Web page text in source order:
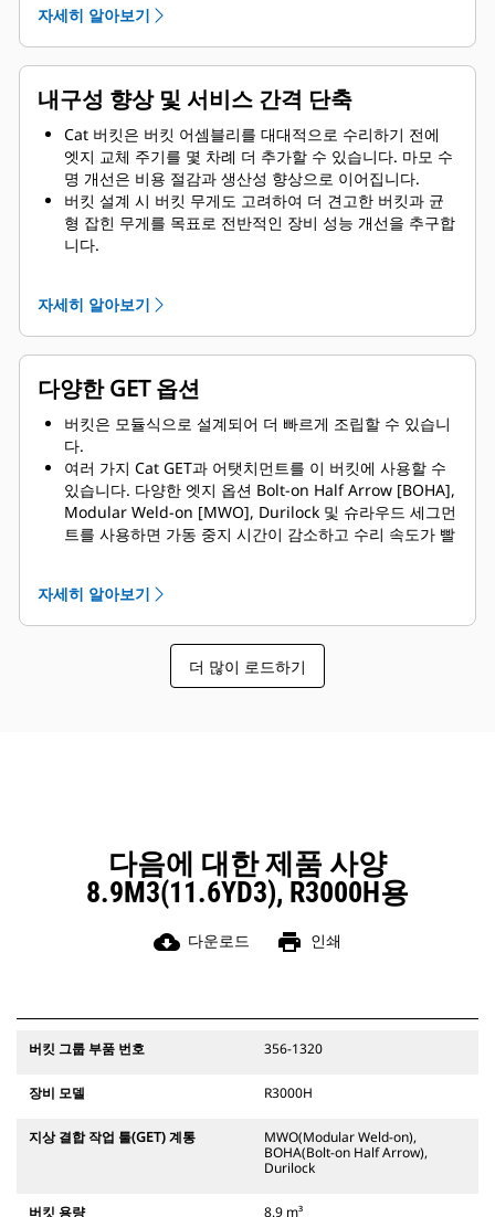
자세히 알아보기
내구성 향상 및 서비스 간격 단축
Cat 버킷은 버킷 어셈블리를 대대적으로 수리하기 전에
엣지 교체 주기를 몇 차례 더 추가할 수 있습니다. 마모 수
명 개선은 비용 절감과 생산성 향상으로 이어집니다.
버킷 설계 시 버킷 무게도 고려하여 더 견고한 버킷과 균
형 잡힌 무게를 목표로 전반적인 장비 성능 개선을 추구합
니다.
자세히 알아보기
다양한 GET 옵션
버킷은 모듈식으로 설계되어 더 빠르게 조립할 수 있습니
다.
여러 가지 Cat GET과 어탯치먼트를 이 버킷에 사용할 수
있습니다. 다양한 엣지 옵션 Bolt-on Half Arrow [BOHA],
Modular Weld-on [MWO], Durilock 및 슈라우드 세그먼
트를 사용하면 가동 중지 시간이 감소하고 수리 속도가 빨
줄여줍니다.
Caterpillar는 버킷과 모든 GET 옵션을 제공합니다.
Caterpillar 및 Cat 지점에서는 원스톱 쇼핑을 제공하므로
여러 계정을 사용할 필요가 없습니다.
자세히 알아보기
더 많이 로드하기
다음에 대한 제품 사양
8.9M3(11.6YD3), R3000H용
cloud_download 다운로드 print 인쇄
버킷 그룹 부품 번호 356-1320
장비 모델 R3000H
지상 결합 작업 툴(GET) 계통
MWO(Modular Weld-on),
BOHA(Bolt-on Half Arrow),
Durilock
버킷 용량 8.9 m³